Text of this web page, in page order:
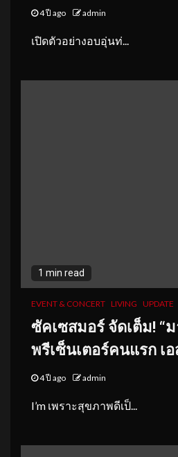
4 ปี ago admin
เปิดตัวอย่างอบอุ่นท่...
1 min read
EVENT & CONCERT LIVING UPDATE
ซัคเซสมอร์ จัดเต็ม! “
พรีเซ็นเตอร์คนแรก เอ
4 ปี ago admin
I’m เพราะสุขภาพดีเป็...